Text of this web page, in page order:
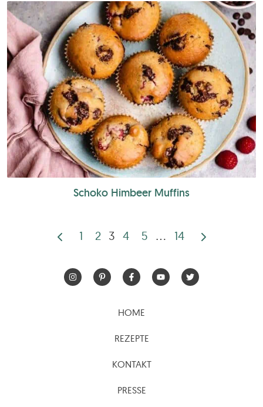
Schoko Himbeer Muffins
Beiträge
1 2 3 4 5 … 14
HOME
REZEPTE
KONTAKT
PRESSE